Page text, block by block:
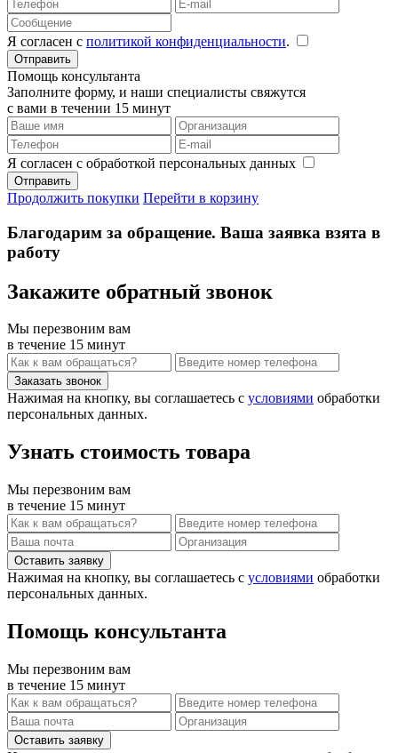
Я согласен с политикой конфиденциальности.
Помощь консультанта
Заполните форму, и наши специалисты свяжутся
с вами в течении 15 минут
Я согласен с обработкой персональных данных
Продолжить покупки Перейти в корзину
Благодарим за обращение. Ваша заявка взята в
работу
Закажите обратный звонок
Мы перезвоним вам
в течение 15 минут
Нажимая на кнопку, вы соглашаетесь с условиями обработки
персональных данных.
Узнать стоимость товара
Мы перезвоним вам
в течение 15 минут
Нажимая на кнопку, вы соглашаетесь с условиями обработки
персональных данных.
Помощь консультанта
Мы перезвоним вам
в течение 15 минут